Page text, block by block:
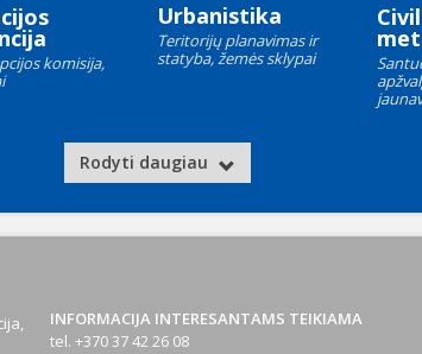
komisija,
Urbanistika
Teritorijų planavimas ir
statyba, žemės sklypai
Rodyti daugiau
INFORMACIJA INTERESANTAMS TEIKIAMA
tel. +370 37 42 26 08